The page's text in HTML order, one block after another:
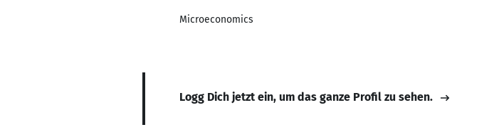
Microeconomics
Logg Dich jetzt ein, um das ganze Profil zu sehen.